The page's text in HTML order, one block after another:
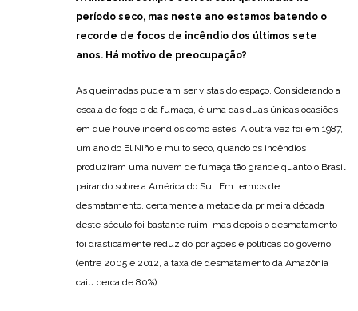
período seco, mas neste ano estamos batendo o
recorde de focos de incêndio dos últimos sete
anos. Há motivo de preocupação?
As queimadas puderam ser vistas do espaço. Considerando a
escala de fogo e da fumaça, é uma das duas únicas ocasiões
em que houve incêndios como estes. A outra vez foi em 1987,
um ano do El Niño e muito seco, quando os incêndios
produziram uma nuvem de fumaça tão grande quanto o Brasil
pairando sobre a América do Sul. Em termos de
desmatamento, certamente a metade da primeira década
deste século foi bastante ruim, mas depois o desmatamento
foi drasticamente reduzido por ações e políticas do governo
(entre 2005 e 2012, a taxa de desmatamento da Amazônia
caiu cerca de 80%).